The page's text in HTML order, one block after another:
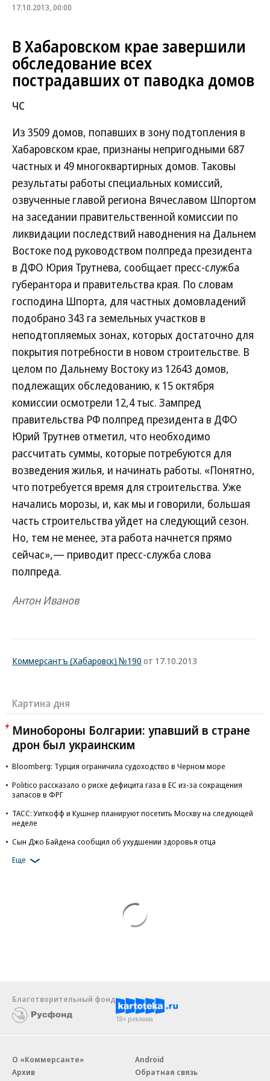
17.10.2013, 00:00
В Хабаровском крае завершили
обследование всех
пострадавших от паводка домов
ЧС
Из 3509 домов, попавших в зону подтопления в
Хабаровском крае, признаны непригодными 687
частных и 49 многоквартирных домов. Таковы
результаты работы специальных комиссий,
озвученные главой региона Вячеславом Шпортом
на заседании правительственной комиссии по
ликвидации последствий наводнения на Дальнем
Востоке под руководством полпреда президента
в ДФО Юрия Трутнева, сообщает пресс-служба
губерантора и правительства края. По словам
господина Шпорта, для частных домовладений
подобрано 343 га земельных участков в
неподтопляемых зонах, которых достаточно для
покрытия потребности в новом строительстве. В
целом по Дальнему Востоку из 12643 домов,
подлежащих обследованию, к 15 октября
комиссии осмотрели 12,4 тыс. Зампред
правительства РФ полпред президента в ДФО
Юрий Трутнев отметил, что необходимо
рассчитать суммы, которые потребуются для
возведения жилья, и начинать работы. «Понятно,
что потребуется время для строительства. Уже
начались морозы, и, как мы и говорили, большая
часть строительства уйдет на следующий сезон.
Но, тем не менее, эта работа начнется прямо
сейчас»,— приводит пресс-служба слова
полпреда.
Антон Иванов
Коммерсантъ (Хабаровск) №190 от 17.10.2013
Картина дня
Минобороны Болгарии: упавший в стране
дрон был украинским
Bloomberg: Турция ограничила судоходство в Черном море
Politico рассказало о риске дефицита газа в ЕС из-за сокращения
запасов в ФРГ
ТАСС: Уиткофф и Кушнер планируют посетить Москву на следующей
неделе
Сын Джо Байдена сообщил об ухудшении здоровья отца
Еще
Благотворительный фонд
18+ реклама
О «Коммерсанте»
Архив
Android
Обратная связь